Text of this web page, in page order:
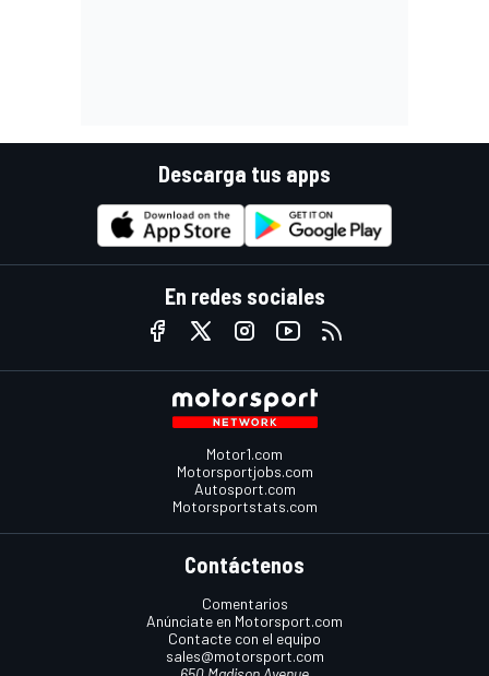
Descarga tus apps
En redes sociales
Motor1.com
Motorsportjobs.com
Autosport.com
Motorsportstats.com
Contáctenos
Comentarios
Anúnciate en Motorsport.com
Contacte con el equipo
sales@motorsport.com